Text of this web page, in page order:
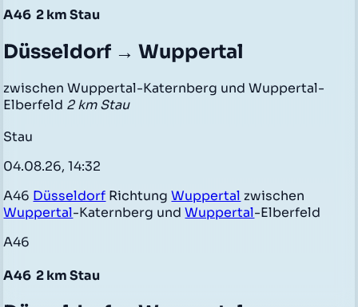
A46 2 km Stau
Düsseldorf → Wuppertal
zwischen Wuppertal-Katernberg und Wuppertal-
Elberfeld 2 km Stau
Stau
04.08.26, 14:32
A46 Düsseldorf RichtungWuppertal zwischen
Wuppertal-Katernberg undWuppertal-Elberfeld
A46
A46 2 km Stau